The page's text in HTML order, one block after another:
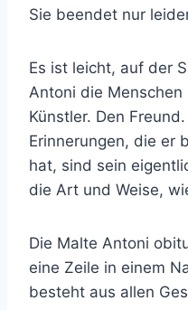
Sie beendet nur
Es ist leicht, auf der
Antoni die Menschen
Künstler. Den
Erinnerungen, die er
hat, sind sein
die Art und Weise,
Die Malte Antoni
eine Zeile in einem
besteht aus allen